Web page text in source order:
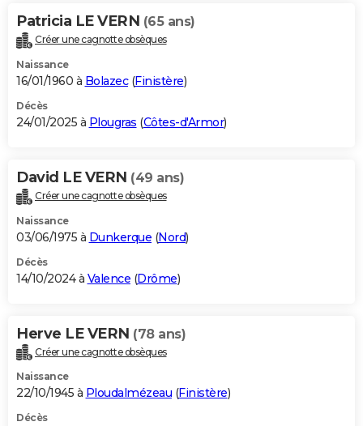
Bricolage
Lifestyle
Culture
Sport
Auto
Television
Voyage
Cinema
Patricia LE VERN (65 ans)
Créer une cagnotte obsèques
Naissance
16/01/1960 à Bolazec(Finistère)
Décès
24/01/2025 à Plougras (Côtes-d'Armor)
David LE VERN (49 ans)
Créer une cagnotte obsèques
Naissance
03/06/1975 à Dunkerque (Nord)
Décès
14/10/2024 à Valence (Drôme)
Herve LE VERN (78 ans)
Créer une cagnotte obsèques
Naissance
22/10/1945 à Ploudalmézeau (Finistère)
Décès